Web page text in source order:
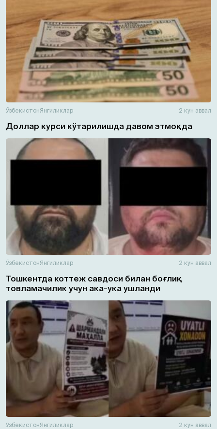
ЎзбекистонЯнгиликлар 2 кун аввал
Доллар курси кўтарилишда давом этмоқда
ЎзбекистонЯнгиликлар 2 кун аввал
Тошкентда коттеж савдоси билан боғлиқ
товламачилик учун ака-ука ушланди
ЎзбекистонЯнгиликлар 2 кун аввал